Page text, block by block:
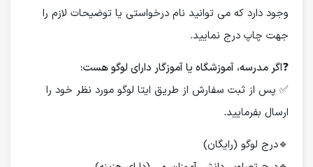
وجود دارد که می توانید نام درخواستی یا توضیحات لازم را
جهت چاپ درج نمایید.
❓اگر مدرسه، آموزشگاه یا آموزگار دارای لوگو هست:
✅ پس از ثبت سفارش از طریق ایتا لوگو مورد نظر خود را
ارسال بفرمایید.
🔹درج لوگو (رایگان)